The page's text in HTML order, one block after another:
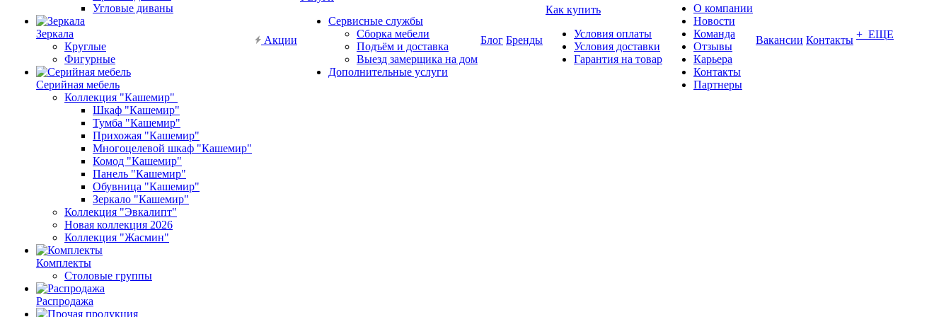
Угловые диваны
Зеркала
Круглые
Фигурные
Серийная мебель
Коллекция "Кашемир"
Шкаф "Кашемир"
Тумба "Кашемир"
Прихожая "Кашемир"
Многоцелевой шкаф "Кашемир"
Комод "Кашемир"
Панель "Кашемир"
Обувница "Кашемир"
Зеркало "Кашемир"
Коллекция "Эвкалипт"
Новая коллекция 2026
Коллекция "Жасмин"
Комплекты
Столовые группы
Распродажа
Акции
Сервисные службы
Сборка мебели
Подъём и доставка
Выезд замерщика на дом
Дополнительные услуги
Блог Бренды
Как купить
Условия оплаты
Условия доставки
Гарантия на товар
О компании
Новости
Команда
Отзывы
Карьера
Контакты
Партнеры
Вакансии Контакты + ЕЩЕ